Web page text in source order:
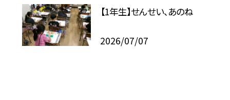
【1年生】せんせい、あのね
2026/07/07